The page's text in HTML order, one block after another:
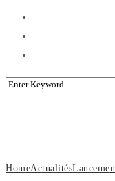
HomeActualités